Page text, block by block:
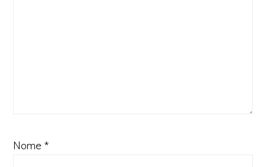
Nome *